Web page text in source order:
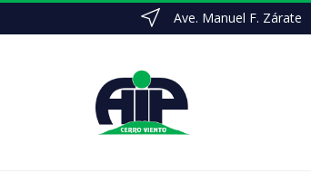
Ave. Manuel F. Zárate